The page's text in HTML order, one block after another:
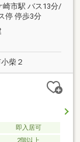
崎市駅 バス13分/
停 停歩3分
柴２
即入居可
2階以上